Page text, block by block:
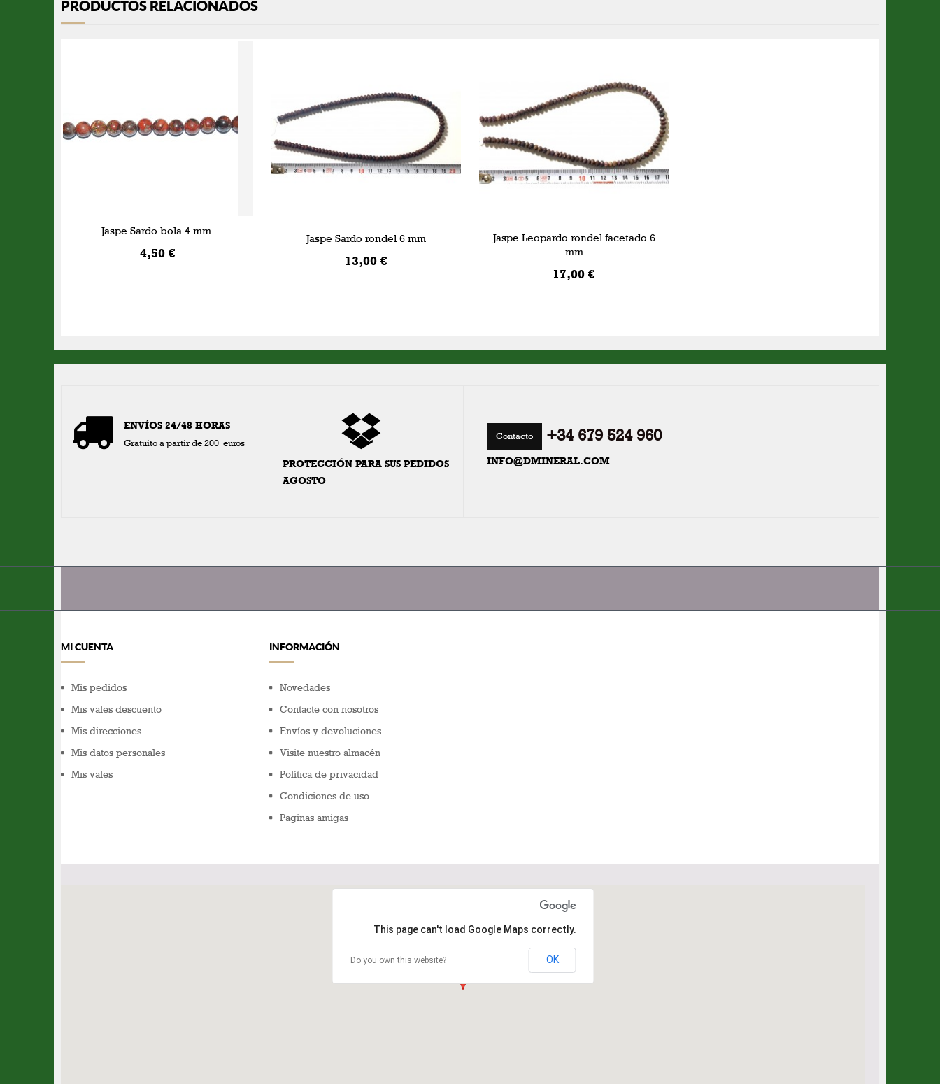
PRODUCTOS RELACIONADOS
Jaspe Sardo bola 4 mm.
4,50 €
AÑADIR A LA CESTA
Jaspe Sardo rondel 6 mm
13,00 €
Jaspe Leopardo rondel facetado 6
mm
17,00 €
ENVÍOS 24/48 HORAS
Gratuito a partir de 200 euros
PROTECCIÓN PARA SUS PEDIDOS
AGOSTO
Contacto +34 679 524 960
INFO@DMINERAL.COM
MI CUENTA
Mis pedidos
Mis vales descuento
Mis direcciones
Mis datos personales
Mis vales
INFORMACIÓN
Novedades
Contacte con nosotros
Envíos y devoluciones
Visite nuestro almacén
Política de privacidad
Condiciones de uso
Paginas amigas
This page can't load Google Maps correctly.
Do you own this website? OK